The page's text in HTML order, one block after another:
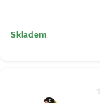
Skladem